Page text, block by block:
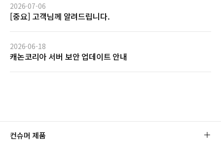
2026-07-06
[중요] 고객님께 알려드립니다.
2026-06-18
캐논코리아 서버 보안 업데이트 안내
컨슈머 제품